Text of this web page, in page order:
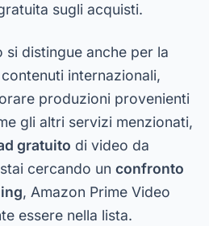
sugli acquisti.
si distingue anche per la
internazionali,
produzioni provenienti
gli altri servizi menzionati,
gratuito di video da
cercando un confronto
, Amazon Prime Video
essere nella lista.